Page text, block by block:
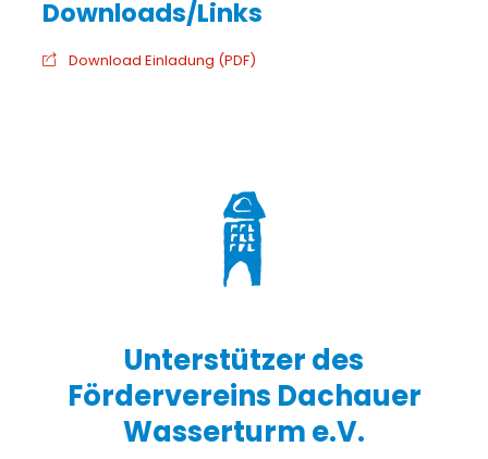
Download Einladung (PDF)
Unterstützer des
Fördervereins Dachauer
Wasserturm e.V.